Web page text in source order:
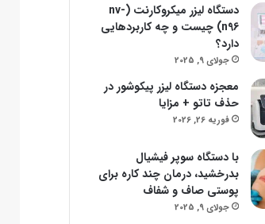
دستگاه لیزر میکروکارنت (nv-
n96) چیست و چه کاربردهایی
دارد؟
جولای 9, 2025
معجزه دستگاه لیزر پیکوشور در
حذف تاتو + مزایا
فوریه 26, 2026
با دستگاه سوپر فیشیال
بدرخشید، درمان چند کاره برای
پوستی صاف و شفاف
جولای 9, 2025